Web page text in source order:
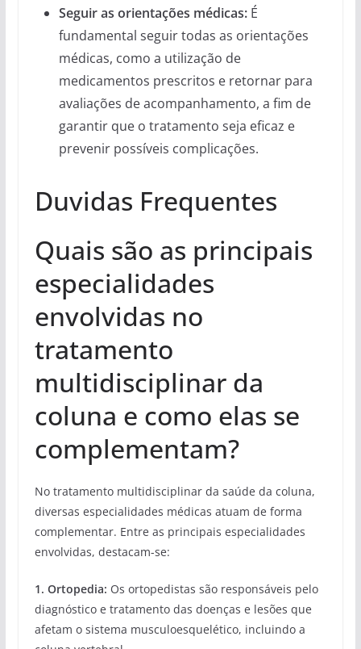
Seguir as orientações médicas:É
fundamental seguir todas as orientações
médicas, como a utilização de
medicamentos prescritos e retornar para
avaliações de acompanhamento, a fim de
garantir que o tratamento seja eficaz e
prevenir possíveis complicações.
Duvidas Frequentes
Quais são as principais
especialidades
envolvidas no
tratamento
multidisciplinar da
coluna e como elas se
complementam?
No tratamento multidisciplinar da saúde da coluna,
diversas especialidades médicas atuam de forma
complementar. Entre as principais especialidades
envolvidas, destacam-se:
1. Ortopedia: Os ortopedistas são responsáveis pelo
diagnóstico e tratamento das doenças e lesões que
afetam o sistema musculoesquelético, incluindo a